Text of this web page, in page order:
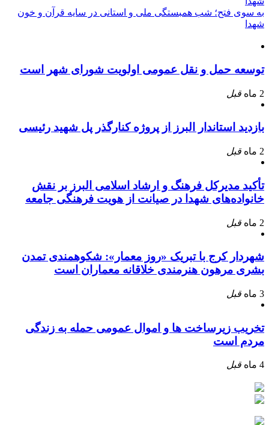
به سوی فتح؛ شب همبستگی ملی و استانی در سایه قرآن و خون
شهدا
توسعه حمل و نقل عمومی اولویت شورای شهر است
2 ماه قبل
بازدید استاندار البرز از پروژه کنارگذر پل شهید رئیسی
2 ماه قبل
تأکید مدیرکل فرهنگ و ارشاد اسلامی البرز بر نقش
خانواده‌های شهدا در صیانت از هویت فرهنگی جامعه
2 ماه قبل
شهردار کرج با تبریک «روز معمار»: شکوهمندی تمدن
بشری مرهون هنرمندی خلاقانه معماران است
3 ماه قبل
تخریب زیرساخت ها و اموال عمومی حمله به زندگی
مردم است
4 ماه قبل